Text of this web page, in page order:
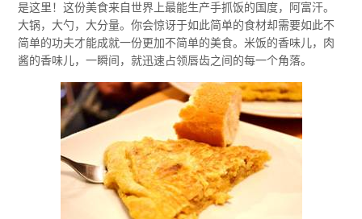
是这里！这份美食来自世界上最能生产手抓饭的国度，阿富汗。
大锅，大勺，大分量。你会惊讶于如此简单的食材却需要如此不
简单的功夫才能成就一份更加不简单的美食。米饭的香味儿，肉
酱的香味儿，一瞬间，就迅速占领唇齿之间的每一个角落。